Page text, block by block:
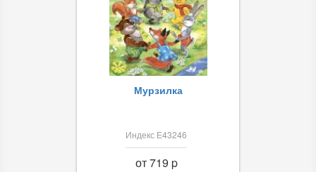
Мурзилка
Индекс Е43246
от 719 p